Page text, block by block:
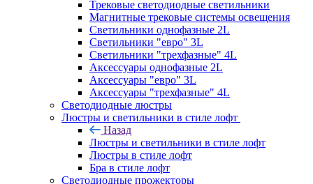
Трековые светодиодные светильники
Магнитные трековые системы освещения
Светильники однофазные 2L
Светильники "евро" 3L
Светильники "трехфазные" 4L
Аксессуары однофазные 2L
Аксессуары "евро" 3L
Аксессуары "трехфазные" 4L
Светодиодные люстры
Люстры и светильники в стиле лофт
Назад
Люстры и светильники в стиле лофт
Люстры в стиле лофт
Бра в стиле лофт
Светодиодные прожекторы